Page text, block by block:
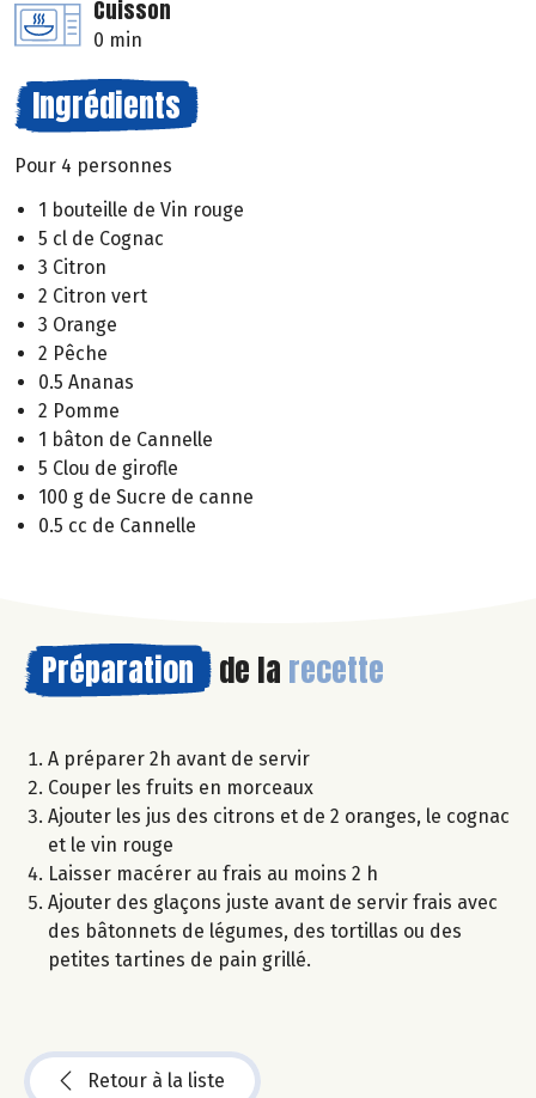
Cuisson
0 min
Ingrédients
Pour 4 personnes
1 bouteille de Vin rouge
5 cl de Cognac
3 Citron
2 Citron vert
3 Orange
2 Pêche
0.5 Ananas
2 Pomme
1 bâton de Cannelle
5 Clou de girofle
100 g de Sucre de canne
0.5 cc de Cannelle
Préparation de la recette
A préparer 2h avant de servir
Couper les fruits en morceaux
Ajouter les jus des citrons et de 2 oranges, le cognac
et le vin rouge
Laisser macérer au frais au moins 2 h
Ajouter des glaçons juste avant de servir frais avec
des bâtonnets de légumes, des tortillas ou des
petites tartines de pain grillé.
Retour à la liste